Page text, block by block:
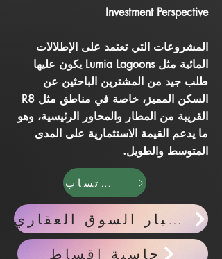
Investment Perspective
المشروعات التي تعتمد على الإطلالات
المائية مثل Lumia Lagoons يكون عليها
طلب جيد من المشترين الباحثين عن
السكن المميز، خاصة في مناطق مثل R8
القريبة من المطار والمحاور الرئيسية، وهو
ما يدعم القيمة الاستثمارية على المدى
المتوسط والطويل.
واتساب
احدث اخبار السوق العقاري
حاسبة اقساط